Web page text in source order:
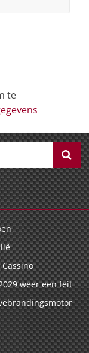
te
weer een feit